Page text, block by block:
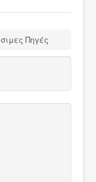
Πηγές